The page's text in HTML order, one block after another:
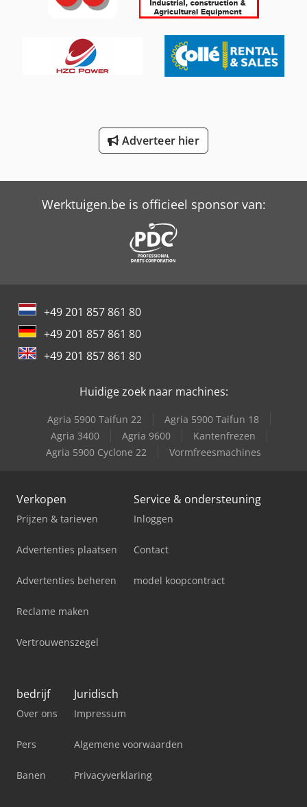
International 453
International 533
International 554
International 654
Job-Mann 200-35
Trailer And Tools
Adverteer hier
Werktuigen.be is officieel sponsor van:
+49 201 857 861 80
+49 201 857 861 80
+49 201 857 861 80
Huidige zoek naar machines:
Agria 5900 Taifun 22
Agria 5900 Taifun 18
Agria 3400
Agria 9600
Kantenfrezen
Agria 5900 Cyclone 22
Vormfreesmachines
Verkopen
Prijzen & tarieven
Advertenties plaatsen
Advertenties beheren
Reclame maken
Vertrouwenszegel
Service & ondersteuning
Inloggen
Contact
model koopcontract
bedrijf
Over ons
Pers
Banen
Juridisch
Impressum
Algemene voorwaarden
Privacyverklaring